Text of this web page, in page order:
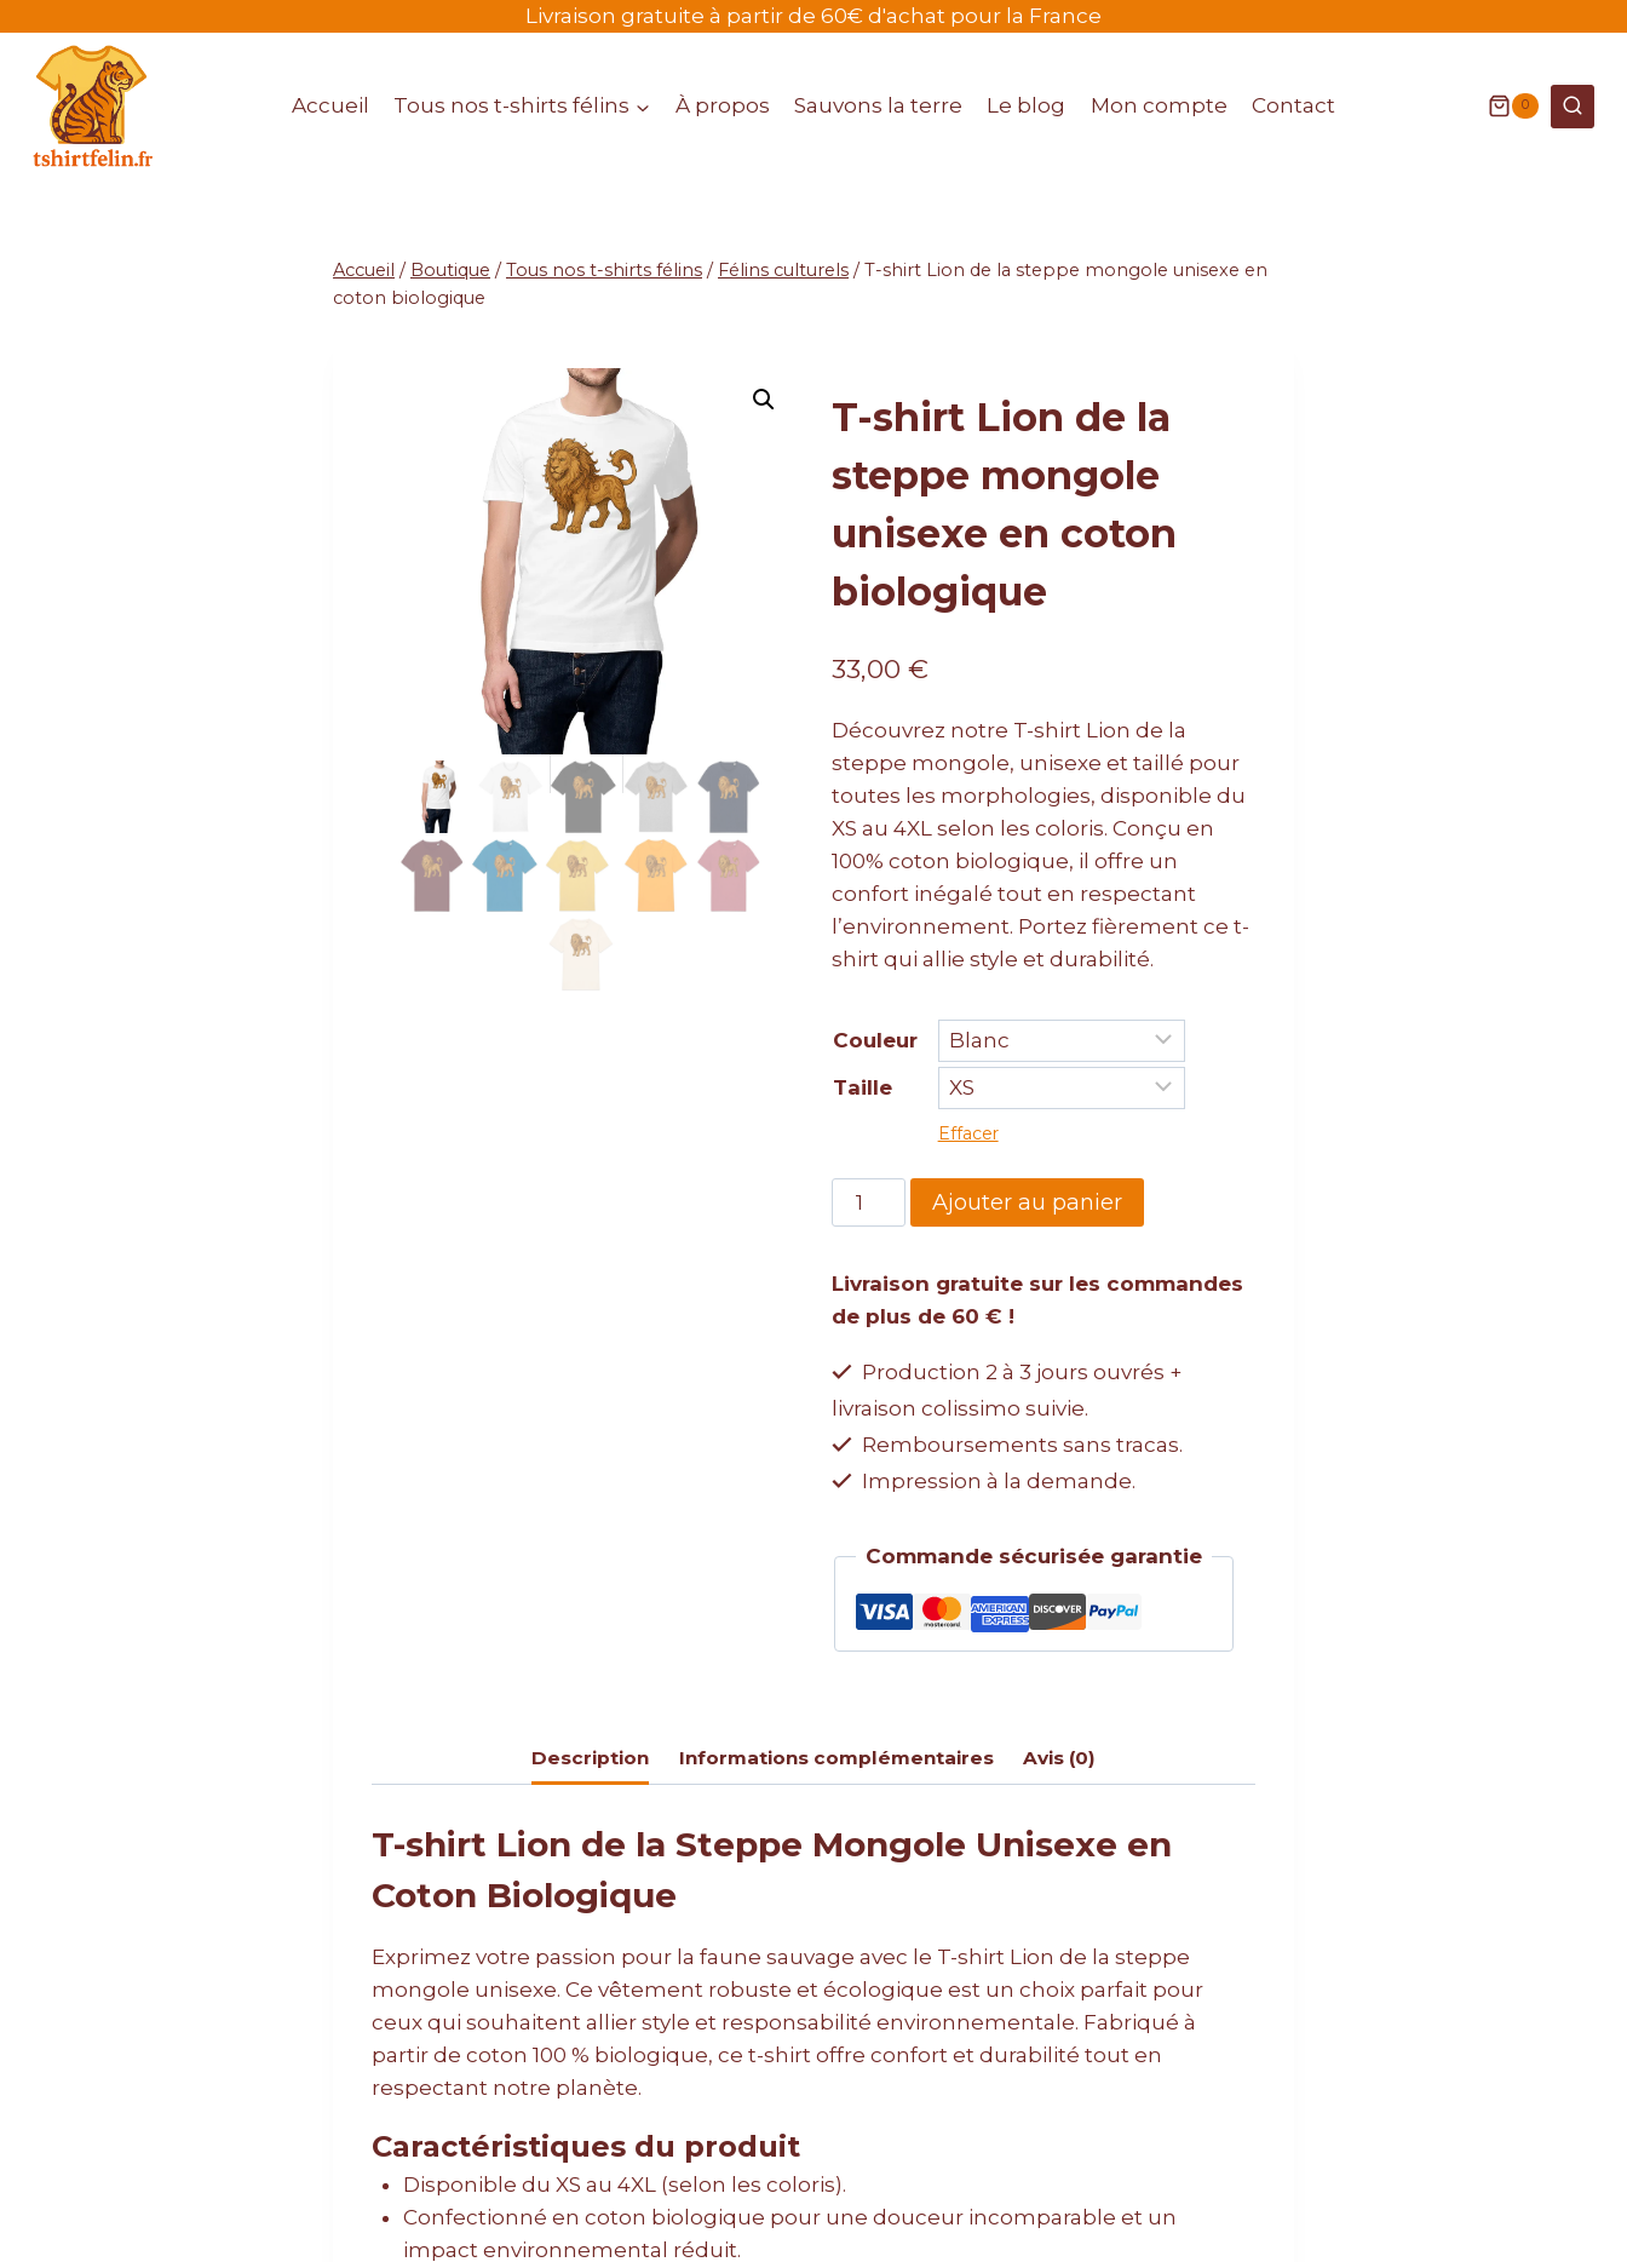
Livraison gratuite à partir de 60€ d'achat pour la France
Accueil Tous nos t-shirts félins À propos Sauvons la terre Le blog Mon compte Contact 0
Accueil / Boutique / Tous nos t-shirts félins / Félins culturels / T-shirt Lion de la steppe mongole unisexe en
coton biologique
T-shirt Lion de la
steppe mongole
unisexe en coton
biologique
33,00 €
Découvrez notre T-shirt Lion de la
steppe mongole, unisexe et taillé pour
toutes les morphologies, disponible du
XS au 4XL selon les coloris. Conçu en
100% coton biologique, il offre un
confort inégalé tout en respectant
l’environnement. Portez fièrement ce t-
shirt qui allie style et durabilité.
Couleur
Taille
Effacer
Ajouter au panier
Livraison gratuite sur les commandes
de plus de 60 € !
Production 2 à 3 jours ouvrés +
livraison colissimo suivie.
Remboursements sans tracas.
Impression à la demande.
Commande sécurisée garantie
Description Informations complémentaires Avis (0)
T-shirt Lion de la Steppe Mongole Unisexe en
Coton Biologique
Exprimez votre passion pour la faune sauvage avec le T-shirt Lion de la steppe
mongole unisexe. Ce vêtement robuste et écologique est un choix parfait pour
ceux qui souhaitent allier style et responsabilité environnementale. Fabriqué à
partir de coton 100 % biologique, ce t-shirt offre confort et durabilité tout en
respectant notre planète.
Caractéristiques du produit
Disponible du XS au 4XL (selon les coloris).
Confectionné en coton biologique pour une douceur incomparable et un
impact environnemental réduit.